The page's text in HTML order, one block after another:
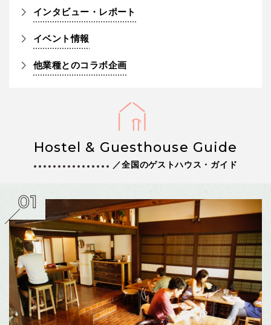
インタビュー・レポート
イベント情報
他業種とのコラボ企画
Hostel & Guesthouse Guide
／全国のゲストハウス・ガイド